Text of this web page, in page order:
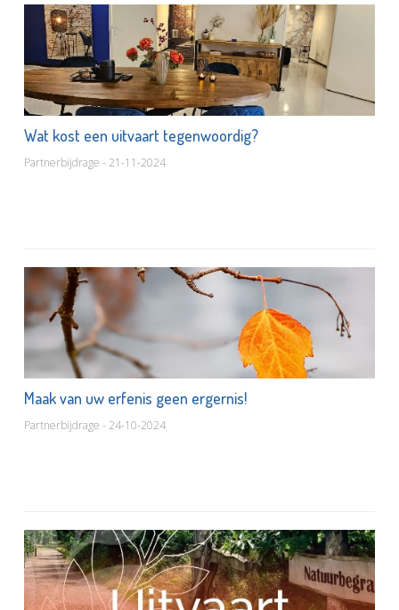
Wat kost een uitvaart tegenwoordig?
Partnerbijdrage - 21-11-2024
Maak van uw erfenis geen ergernis!
Partnerbijdrage - 24-10-2024